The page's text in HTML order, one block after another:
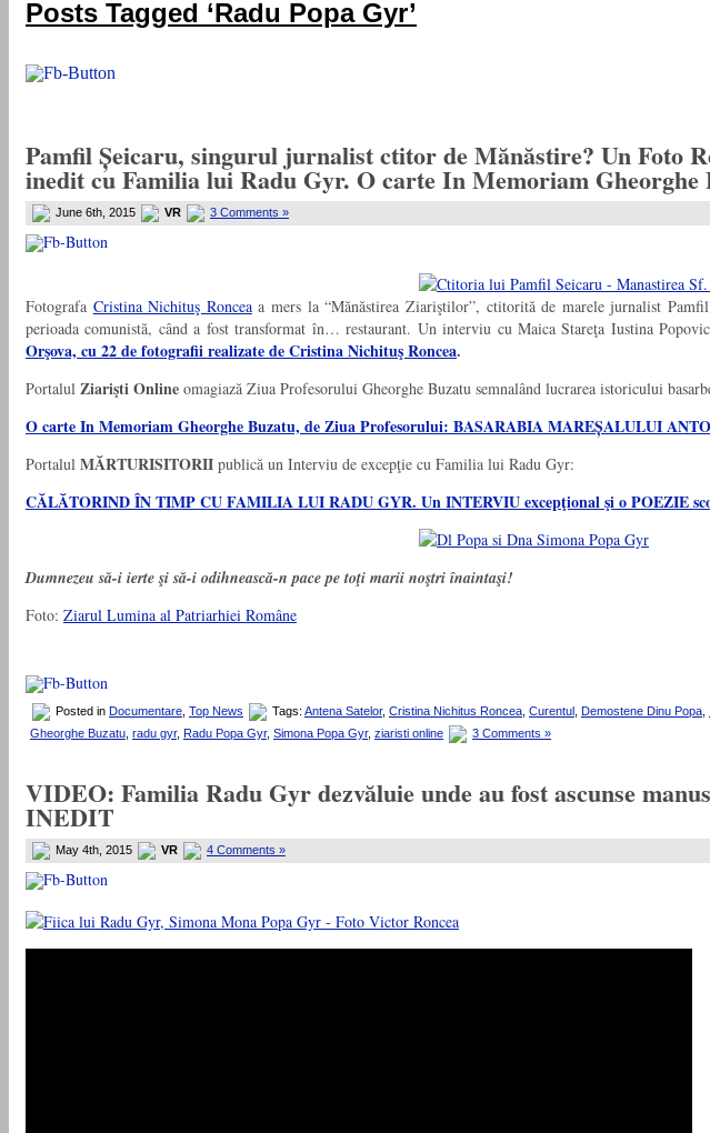
Posts Tagged ‘Radu Popa Gyr’
Pamfil Șeicaru, singurul jurnalist ctitor de Mănăstire? Un Foto
inedit cu Familia lui Radu Gyr. O carte In Memoriam
June 6th, 2015 VR 3 Comments »
Fotografa Cristina Nichituş Ronceaa mers la “Mănăstirea Ziariştilor”, ctitorită de marele jurnalist
perioada comunistă, când a fost transformat în… restaurant. Un interviu cu Maica Stareţa Iustina
Orşova, cu 22 de fotografii realizate de Cristina Nichituş Roncea.
Portalul Ziarişti Online omagiază Ziua Profesorului Gheorghe Buzatu semnalând lucrarea istoricului
O carte In Memoriam Gheorghe Buzatu, de Ziua Profesorului: BASARABIA MAREȘALULUI
Portalul MĂRTURISITORII publică un Interviu de excepţie cu Familia lui Radu Gyr:
CĂLĂTORIND ÎN TIMP CU FAMILIA LUI RADU GYR. Un INTERVIU excepţional şi o POEZIE
Dumnezeu să-i ierte şi să-i odihnească-n pace pe toţi marii noştri înaintaşi!
Foto: Ziarul Lumina al Patriarhiei Române
Posted in Documentare Top News Tags: Antena Satelor, Cristina Nichitus Roncea Curentul Demostene Dinu Popa
Gheorghe Buzatu radu gyr, Radu Popa Gyr, Simona Popa Gyr, ziaristi online 3 Comments »
VIDEO: Familia Radu Gyr dezvăluie unde au fost ascunse
INEDIT
May 4th, 2015 VR 4 Comments »